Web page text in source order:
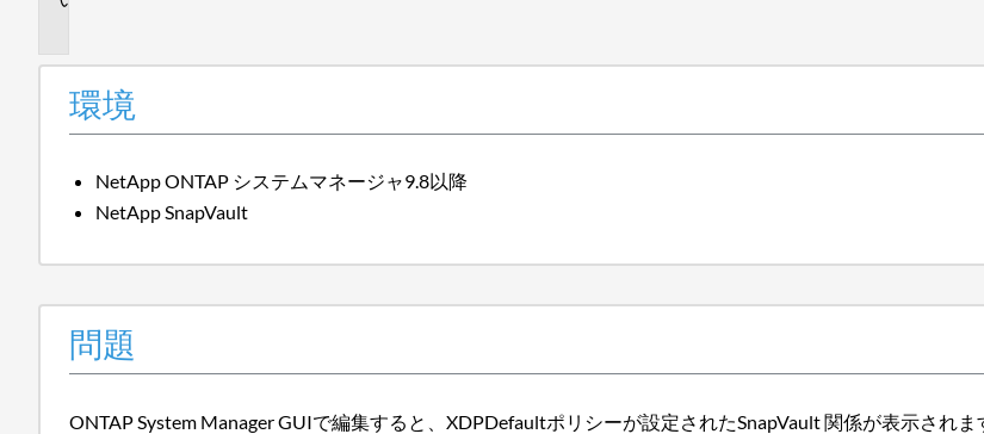
環境
NetApp ONTAP システムマネージャ9.8以降
NetApp SnapVault
問題
ONTAP System Manager GUIで編集すると、XDPDefaultポリシーが設定されたSnapVault 関係が表示されま